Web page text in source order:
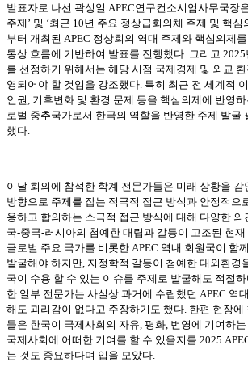
발표자로 나선 곽성일 APEC연구컨소시엄사무국장
주제 ’ 및 ‘최근 10년 주요 정상급회의체 주제 및 핵심
부터 개최된 APEC 정상회의 역대 주제와 핵심의제
통상 흐름에 기반하여 발표를 진행했다 그리고 2025
를 선정하기 위해서는 해당 시점 국제경제 및 외교
영되어야 할 것임을 강조했다 특히 최근 전 세계적
인권 기후변화 및 환경 문제 등을 핵심의제에 반영
로벌 중추국가로서 한국의 역할을 반영한 주제 발굴
했다
이날 회의에 참석한 학계 전문가들은 미래 상황을
방향으로 주제를 잡는 적극적 접근 방식과 안정적으
용하고 합의하는 소극적 접근 방식에 대해 다양한 의
국-중국-러시아의 첨예한 대립과 갈등이 고조된 현
글로벌 주요 국가를 비롯한 APEC 역내 회원국이 함
발굴해야 하지만 지정학적 갈등이 첨예한 대외환경
국이 수용 할 수 있는 이슈를 주제로 발굴해도 적절
한 일부 전문가는 사실상 과거에 수립했던 APEC 역
해도 괴리감이 없다고 주장하기도 했다 한편 현장에
들은 한국이 국제사회의 자유 평화 번영에 기여하
국제사회에 어떠한 기여를 할 수 있을지를 2025
는 것도 중요하다며 입을 모았다